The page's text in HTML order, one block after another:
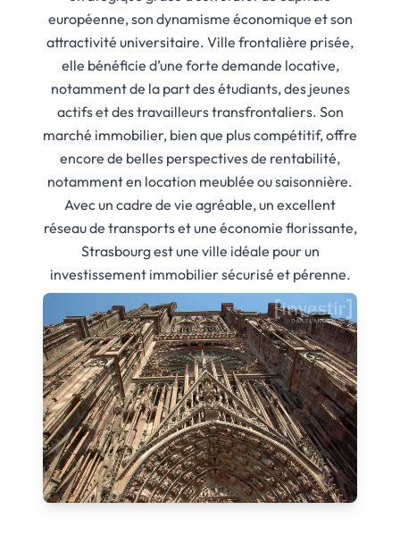
européenne, son dynamisme économique et son
attractivité universitaire. Ville frontalière prisée,
elle bénéficie d’une forte demande locative,
notamment de la part des étudiants, des jeunes
actifs et des travailleurs transfrontaliers. Son
marché immobilier, bien que plus compétitif, offre
encore de belles perspectives de rentabilité,
notamment en location meublée ou saisonnière.
Avec un cadre de vie agréable, un excellent
réseau de transports et une économie florissante,
Strasbourg est une ville idéale pour un
investissement immobilier sécurisé et pérenne.